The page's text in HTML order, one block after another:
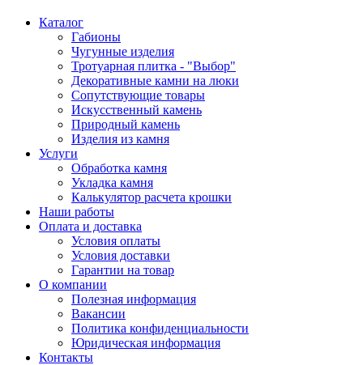
Каталог
Габионы
Чугунные изделия
Тротуарная плитка - "Выбор"
Декоративные камни на люки
Сопутствующие товары
Искусственный камень
Природный камень
Изделия из камня
Услуги
Обработка камня
Укладка камня
Калькулятор расчета крошки
Наши работы
Оплата и доставка
Условия оплаты
Условия доставки
Гарантии на товар
О компании
Полезная информация
Вакансии
Политика конфиденциальности
Юридическая информация
Контакты